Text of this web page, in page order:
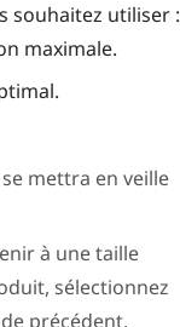
souhaitez utiliser :
maximale.
mettra en veille
à une taille
sélectionnez
précédent.